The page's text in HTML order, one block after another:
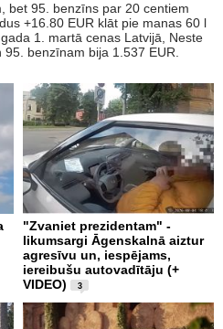
bet 95. benzīns par 20 centiem
+16.80 EUR klāt pie manas 60 l
1. martā cenas Latvijā, Neste
benzīnam bija 1.537 EUR.
"Zvaniet prezidentam" -
likumsargi Āgenskalnā aiztur
agresīvu un, iespējams,
iereibušu autovadītāju (+
VIDEO)
3